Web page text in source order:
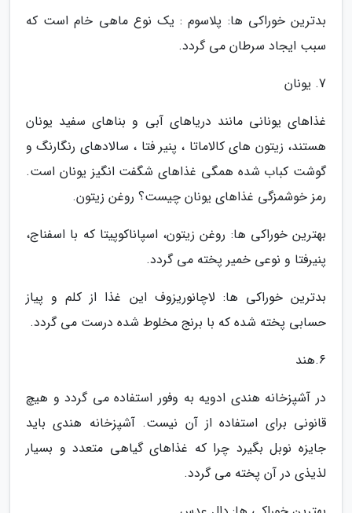
بدترین خوراکی ها: پلاسوم : یک نوع ماهی خام است که
سبب ایجاد سرطان می گردد.
7. یونان
غذاهای یونانی مانند دریاهای آبی و بناهای سفید یونان
هستند، زیتون های کالاماتا ، پنیر فتا ، سالادهای رنگارنگ و
گوشت کباب شده همگی غذاهای شگفت انگیز یونان است.
رمز خوشمزگی غذاهای یونان چیست؟ روغن زیتون.
بهترین خوراکی ها: روغن زیتون، اسپاناکوپیتا که با اسفناج،
پنیرفتا و نوعی خمیر پخته می گردد.
بدترین خوراکی ها: لاچانوریزوف این غذا از کلم و پیاز
حسابی پخته شده که با برنج مخلوط شده درست می گردد.
6.هند
در آشپزخانه هندی ادویه به وفور استفاده می گردد و هیچ
قانونی برای استفاده از آن نیست. آشپزخانه هندی باید
جایزه نوبل بگیرد چرا که غذاهای گیاهی متعدد و بسیار
لذیذی در آن پخته می گردد.